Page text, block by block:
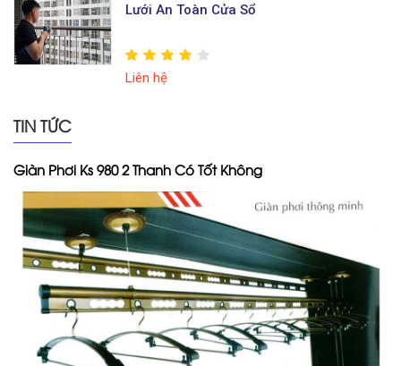
Lưới An Toàn Cửa Sổ
Liên hệ
TIN TỨC
Giàn Phơi Ks 980 2 Thanh Có Tốt Không